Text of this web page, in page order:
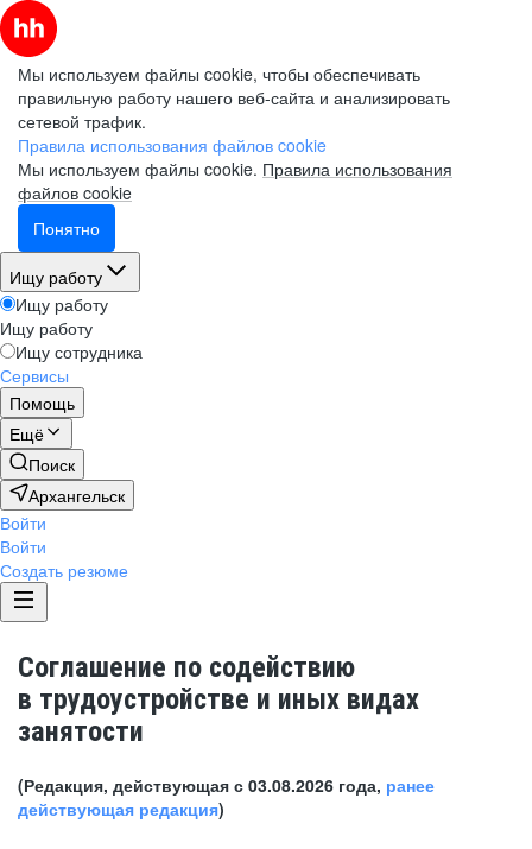
Мы используем файлы cookie, чтобы обеспечивать
правильную работу нашего веб-сайта и анализировать
сетевой трафик.
Правила использования файлов cookie
Мы используем файлы cookie. Правила использования
файлов cookie
Понятно
Ищу работу
Ищу работу
Ищу работу
Ищу сотрудника
Сервисы
Помощь
Ещё
Поиск
Архангельск
Войти
Войти
Создать резюме
Соглашение по содействию
в трудоустройстве и иных видах
занятости
(Редакция, действующая с 03.08.2026 года, ранее
действующая редакция)